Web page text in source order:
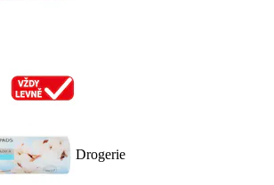
Drogerie